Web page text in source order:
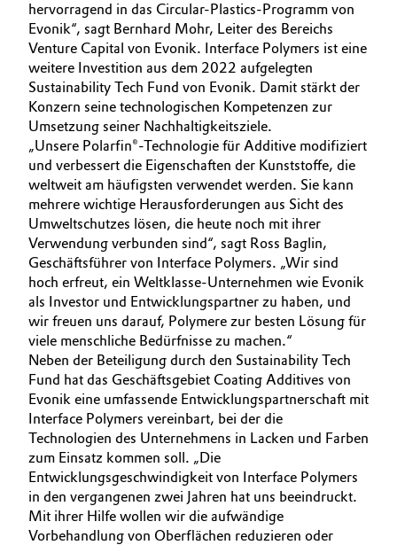
Lubricants & Lubricant Additives
Medical Devices
Metals & Mining
Oil & Gas, Petrochemicals
Personal Care & Beauty
Pharma & Biopharma
Plastics & Rubber
Pulp, Paper & Packaging
Textiles, Leather & Nonwovens
hervorragend in das Circular-Plastics-Programm von
Evonik“, sagt Bernhard Mohr, Leiter des Bereichs
Venture Capital von Evonik. Interface Polymers ist eine
weitere Investition aus dem 2022 aufgelegten
Sustainability Tech Fund von Evonik. Damit stärkt der
Konzern seine technologischen Kompetenzen zur
Umsetzung seiner Nachhaltigkeitsziele.
„Unsere Polarfin®-Technologie für Additive modifiziert
und verbessert die Eigenschaften der Kunststoffe, die
weltweit am häufigsten verwendet werden. Sie kann
mehrere wichtige Herausforderungen aus Sicht des
Umweltschutzes lösen, die heute noch mit ihrer
Verwendung verbunden sind“, sagt Ross Baglin,
Geschäftsführer von Interface Polymers. „Wir sind
hoch erfreut, ein Weltklasse-Unternehmen wie Evonik
als Investor und Entwicklungspartner zu haben, und
wir freuen uns darauf, Polymere zur besten Lösung für
viele menschliche Bedürfnisse zu machen.“
Neben der Beteiligung durch den Sustainability Tech
Fund hat das Geschäftsgebiet Coating Additives von
Evonik eine umfassende Entwicklungspartnerschaft mit
Interface Polymers vereinbart, bei der die
Technologien des Unternehmens in Lacken und Farben
zum Einsatz kommen soll. „Die
Entwicklungsgeschwindigkeit von Interface Polymers
in den vergangenen zwei Jahren hat uns beeindruckt.
Mit ihrer Hilfe wollen wir die aufwändige
Vorbehandlung von Oberflächen reduzieren oder